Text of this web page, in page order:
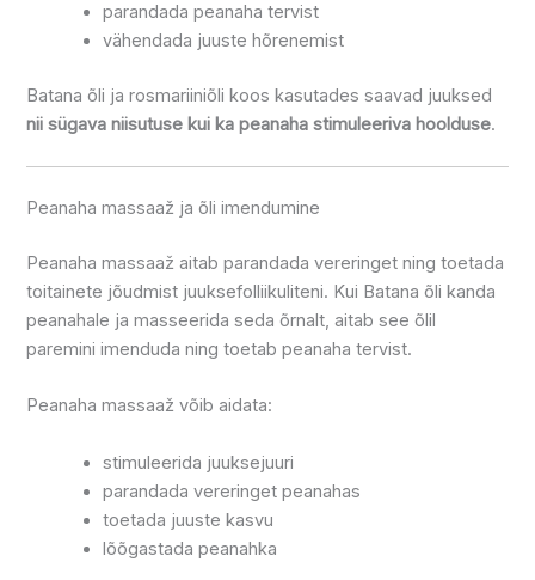
parandada peanaha tervist
vähendada juuste hõrenemist
Batana õli ja rosmariiniõli koos kasutades saavad juuksed
nii sügava niisutuse kui ka peanaha stimuleeriva hoolduse.
Peanaha massaaž ja õli imendumine
Peanaha massaaž aitab parandada vereringet ning toetada
toitainete jõudmist juuksefolliikuliteni. Kui Batana õli kanda
peanahale ja masseerida seda õrnalt, aitab see õlil
paremini imenduda ning toetab peanaha tervist.
Peanaha massaaž võib aidata:
stimuleerida juuksejuuri
parandada vereringet peanahas
toetada juuste kasvu
lõõgastada peanahka